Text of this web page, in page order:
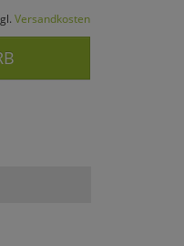
Versandkosten